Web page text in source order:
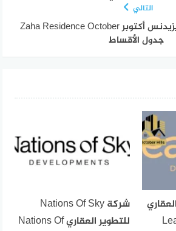
التالي
أسعار كمبوند زاها ريزيدنس أكتوبر Zaha Residence October
جدول الأقساط
شركة Nations Of Sky
للتطوير العقاري Nations Of